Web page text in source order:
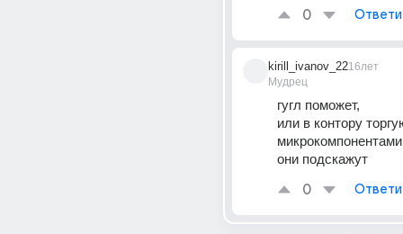
0
kirill_ivanov_22
Мудрец
16лет
гугл поможет,
или в контору
они подскажут
0